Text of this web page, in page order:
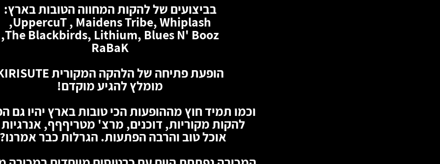
בביצועים של להקות המחווה הטובות בארץ:
UppercuT , Maidens Tribe, Whiplash,
The Blackbirds, Lithium, Blues N' Booz,
RaBaK
הופעת פתיחה של הלהקה המקורית KIRISUTE
מומלץ להגיע מוקדם!
וכמו תמיד חוץ מההופעות הכי טובות בארץ יהיו גם
להקות מקוריות, דוכנים, מרצ' מטריףףף,
אוכל טוב והרבה הפתעות. הגרלות כבר